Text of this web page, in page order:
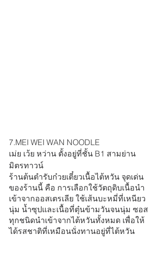
7.MEI WEI WAN NOODLE
เม่ย เว้ย หว่าน ตั้งอยู่ที่ชั้น B1 สามย่าน
มิตรทาวน์
ร้านต้นตำรับก๋วยเตี๋ยวเนื้อไต้หวัน จุดเด่น
ของร้านนี้ คือ การเลือกใช้วัตถุดิบเนื้อนำ
เข้าจากออสเตรเลีย ใช้เส้นบะหมี่ที่เหนียว
นุ่ม น้ำซุปและเนื้อที่ตุ๋นข้ามวันจนนุ่ม ซอส
ทุกชนิดนำเข้าจากไต้หวันทั้งหมด เพื่อให้
ได้รสชาติที่เหมือนนั่งทานอยู่ที่ไต้หวัน